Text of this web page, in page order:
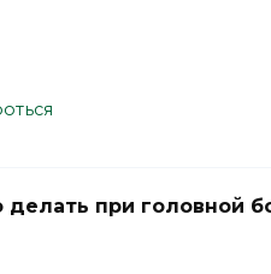
делать при головной